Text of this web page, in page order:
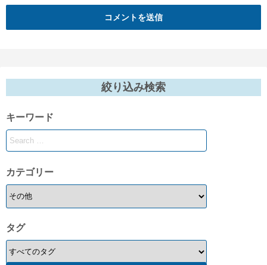
絞り込み検索
キーワード
カテゴリー
タグ